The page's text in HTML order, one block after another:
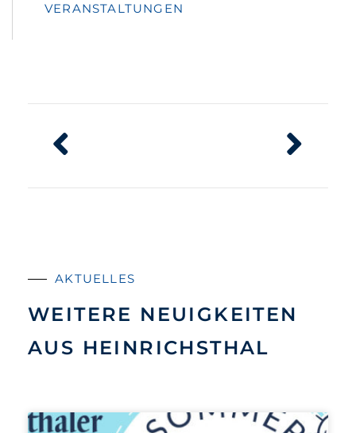
VERANSTALTUNGEN
AKTUELLES
WEITERE NEUIGKEITEN
AUS HEINRICHSTHAL